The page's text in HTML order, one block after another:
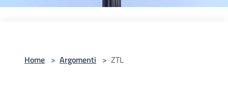
Home > Argomenti > ZTL